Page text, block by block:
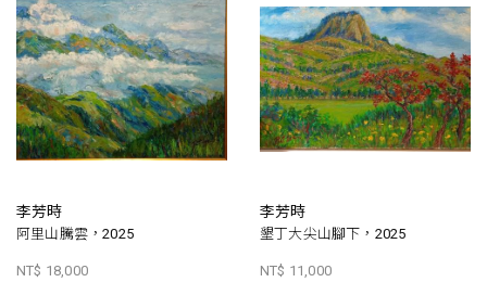
李芳時
阿里山騰雲，2025
NT$ 18,000
李芳時
墾丁大尖山腳下，2025
NT$ 11,000